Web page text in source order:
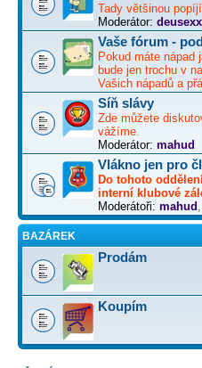
Tady většinou
Moderátor: deusexx
Vaše fórum -
Pokud máte nápad
bude jen trochu v
Vašich nápadů a
Síň slávy
Zde můžete
vážíme.
Moderátor: mahud
Vlákno jen pro
Do tohoto
interní klubové
Moderátoři: mahud
BAZÁREK
Prodám
Koupím